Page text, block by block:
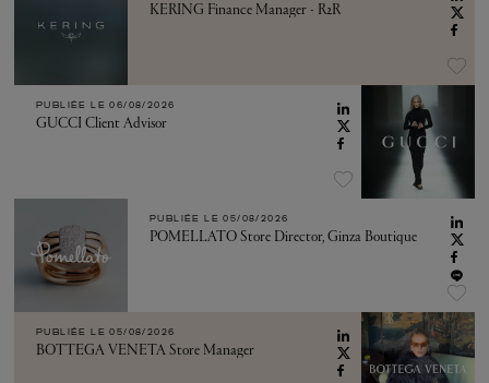
KERING Finance Manager - R2R
PUBLIÉE LE 06/08/2026
GUCCI Client Advisor
PUBLIÉE LE 05/08/2026
POMELLATO Store Director, Ginza Boutique
PUBLIÉE LE 05/08/2026
BOTTEGA VENETA Store Manager